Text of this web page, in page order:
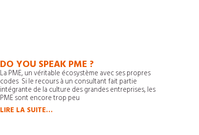
DO YOU SPEAK PME ?
La PME, un véritable écosystème avec ses propres
codes Si le recours à un consultant fait partie
intégrante de la culture des grandes entreprises, les
PME sont encore trop peu
LIRE LA SUITE…